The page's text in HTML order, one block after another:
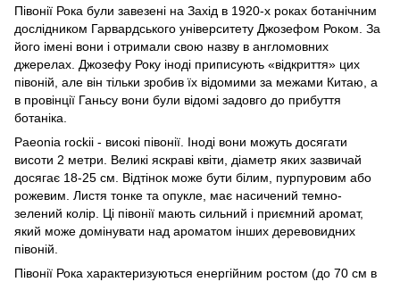
Півонії Рока були завезені на Захід в 1920-х роках ботанічним
дослідником Гарвардського університету Джозефом Роком. За
його імені вони і отримали свою назву в англомовних
джерелах. Джозефу Року іноді приписують «відкриття» цих
півоній, але він тільки зробив їх відомими за межами Китаю, а
в провінції Ганьсу вони були відомі задовго до прибуття
ботаніка.
Paeonia rockii - високі півонії. Іноді вони можуть досягати
висоти 2 метри. Великі яскраві квіти, діаметр яких зазвичай
досягає 18-25 см. Відтінок може бути білим, пурпуровим або
рожевим. Листя тонке та опукле, має насичений темно-
зелений колір. Ці півонії мають сильний і приємний аромат,
який може домінувати над ароматом інших деревовидних
півоній.
Півонії Рока характеризуються енергійним ростом (до 70 см в